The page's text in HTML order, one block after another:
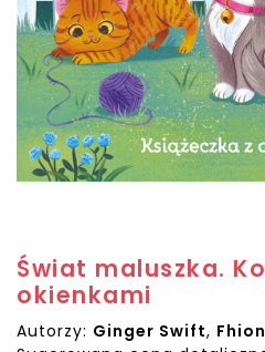
Świat maluszka.
okienkami
Autorzy: Ginger Swift,